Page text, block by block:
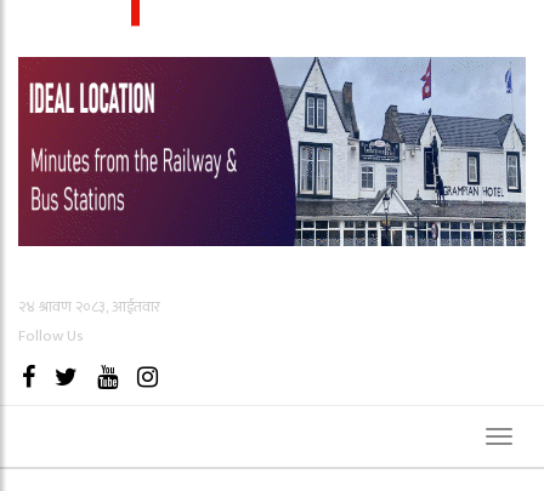
२४ श्रावण २०८३, आईतवार
Follow Us